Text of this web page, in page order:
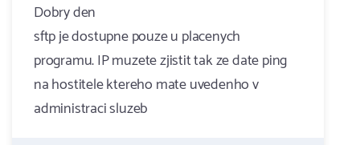
Dobry den
sftp je dostupne pouze u placenych
programu. IP muzete zjistit tak ze date ping
na hostitele ktereho mate uvedenho v
administraci sluzeb